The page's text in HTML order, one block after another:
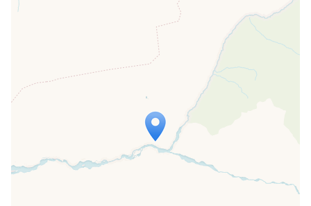
Travelers' Map is loading...
If you see this after your page is
loaded completely, leafletJS files are